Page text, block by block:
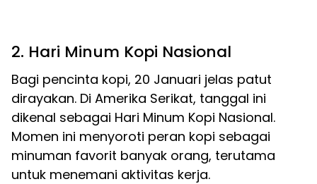
2. Hari Minum Kopi Nasional
Bagi pencinta kopi, 20 Januari jelas patut
dirayakan. Di Amerika Serikat, tanggal ini
dikenal sebagai Hari Minum Kopi Nasional.
Momen ini menyoroti peran kopi sebagai
minuman favorit banyak orang, terutama
untuk menemani aktivitas kerja.